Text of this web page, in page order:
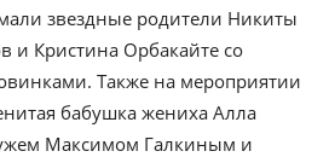
звездные родители Никиты
и Кристина Орбакайте со
Также на мероприятии
бабушка жениха Алла
Максимом Галкиным и